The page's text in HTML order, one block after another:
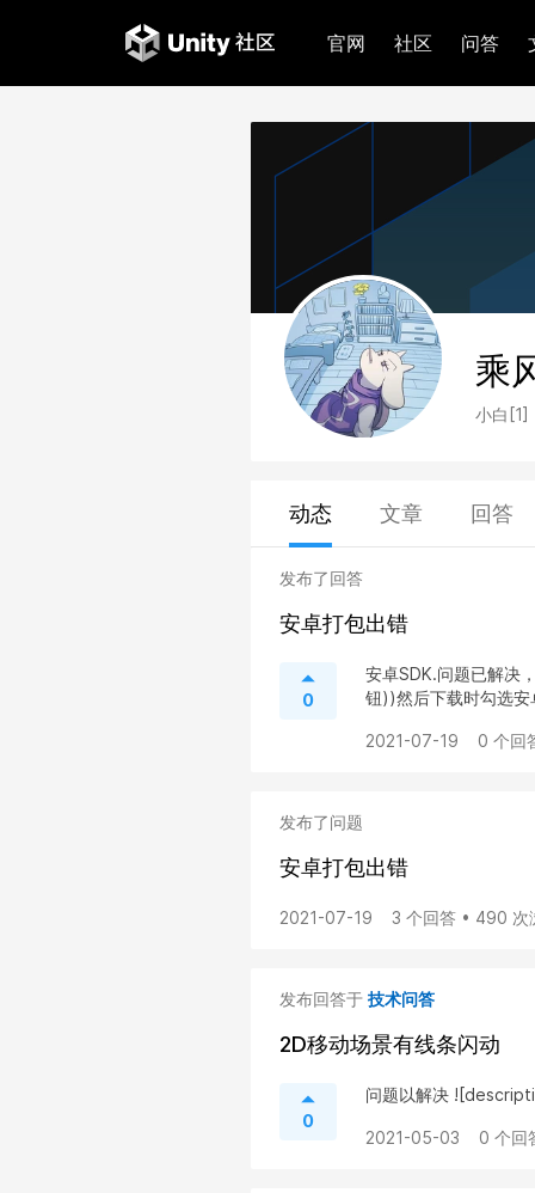
官网 社区 问答
乘
小白[1]
动态 文章 回答
发布了回答
安卓打包出错
0
安卓SDK.问题已解决
钮))然后下载时勾选安
2021-07-19 0 个回
发布了问题
安卓打包出错
2021-07-19 3 个回答 • 490 次
发布回答于 技术问答
2D移动场景有线条闪动
0
问题以解决
2021-05-03 0 个回